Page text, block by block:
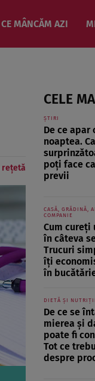
MÂNCĂM AZI
rețetă
CELE
ȘTIRI
De ce apar
noaptea.
poți face
previi
CASĂ, GRĂDINĂ,
COMPANIE
Cum cureți
în câteva
Trucuri
îți
în
DIETĂ ȘI
De ce se
mierea și
poate fi
Tot ce
despre